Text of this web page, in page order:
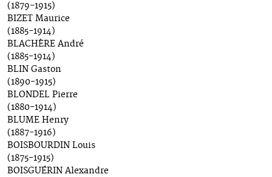
(1879-1915)
BIZET Maurice
(1885-1914)
BLACHÈRE André
(1885-1914)
BLIN Gaston
(1890-1915)
BLONDEL Pierre
(1880-1914)
BLUME Henry
(1887-1916)
BOISBOURDIN Louis
(1875-1915)
BOISGUÉRIN Alexandre